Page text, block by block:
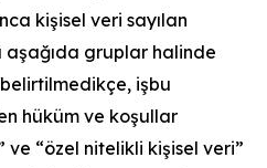
kişisel veri sayılan
gruplar halinde
belirtilmedikçe, işbu
hüküm ve koşullar
ve “özel nitelikli kişisel veri”